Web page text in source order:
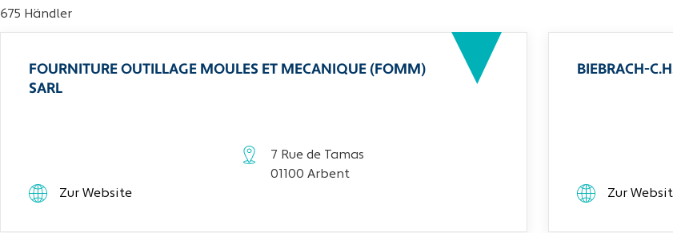
675 Händler
FOURNITURE OUTILLAGE MOULES ET MECANIQUE (FOMM)
SARL
7 Rue de Tamas
01100 Arbent
Zur Website
BIEBRACH-
Zur